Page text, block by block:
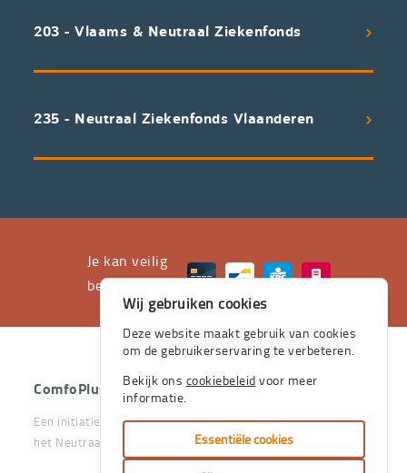
voorwaarden
uitstekend
waarvan
huis
stevige
zijn.
203 - Vlaams & Neutraal Ziekenfonds
235 - Neutraal Ziekenfonds Vlaanderen
Je kan veilig
betalen met
ComfoPlus - 2026 - Alle rechten voorbehouden.
Een initiatief van het Vlaams & Neutraal Ziekenfonds en van
het Neutraal Ziekenfonds Vlaanderen
Wij gebruiken cookies
Deze website maakt gebruik van cookies
om de gebruikerservaring te verbeteren.
Bekijk ons cookiebeleid voor meer
informatie.
Essentiële cookies